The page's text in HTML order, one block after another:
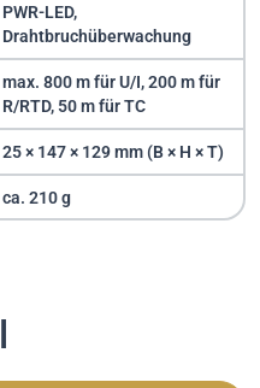
PWR-LED,
Drahtbruchüberwachung
max. 800 m für U/I, 200 m für
R/RTD, 50 m für TC
25 × 147 × 129 mm (B × H × T)
ca. 210 g